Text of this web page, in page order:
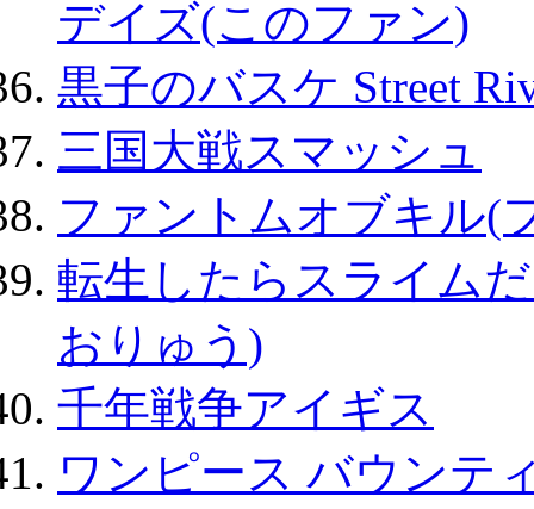
デイズ(このファン)
黒子のバスケ Street
三国大戦スマッシュ
ファントムオブキル(
転生したらスライム
おりゅう)
千年戦争アイギス
ワンピース バウンテ